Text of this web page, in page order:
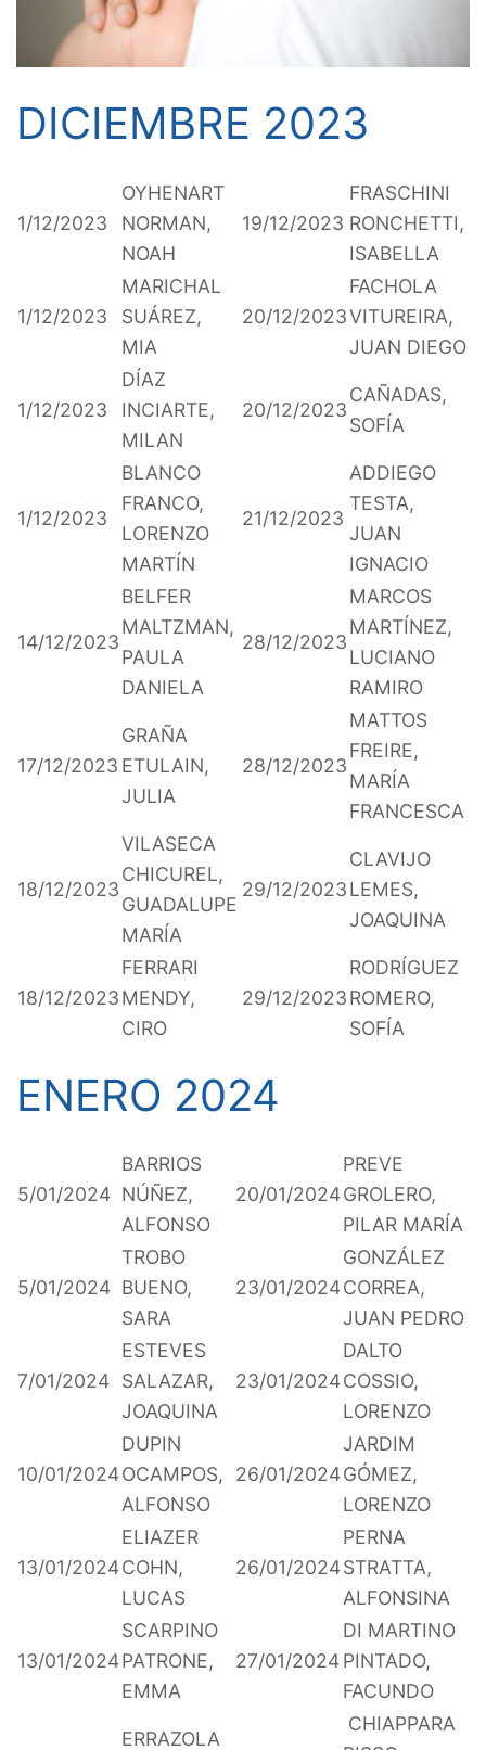
DICIEMBRE 2023
1/12/2023
OYHENART
NORMAN,
NOAH
19/12/2023
FRASCHINI
RONCHETTI,
ISABELLA
1/12/2023
MARICHAL
SUÁREZ,
MIA
20/12/2023
FACHOLA
VITUREIRA,
JUAN DIEGO
1/12/2023
DÍAZ
INCIARTE,
MILAN
20/12/2023
CAÑADAS,
SOFÍA
1/12/2023
BLANCO
FRANCO,
LORENZO
MARTÍN
21/12/2023
ADDIEGO
TESTA,
JUAN
IGNACIO
14/12/2023
BELFER
MALTZMAN,
PAULA
DANIELA
28/12/2023
MARCOS
MARTÍNEZ,
LUCIANO
RAMIRO
17/12/2023
GRAÑA
ETULAIN,
JULIA
28/12/2023
MATTOS
FREIRE,
MARÍA
FRANCESCA
18/12/2023
VILASECA
CHICUREL,
GUADALUPE
MARÍA
29/12/2023
CLAVIJO
LEMES,
JOAQUINA
18/12/2023
FERRARI
MENDY,
CIRO
29/12/2023
RODRÍGUEZ
ROMERO,
SOFÍA
ENERO 2024
5/01/2024
BARRIOS
NÚÑEZ,
ALFONSO
20/01/2024
PREVE
GROLERO,
PILAR MARÍA
5/01/2024
TROBO
BUENO,
SARA
23/01/2024
GONZÁLEZ
CORREA,
JUAN PEDRO
7/01/2024
ESTEVES
SALAZAR,
JOAQUINA
23/01/2024
DALTO
COSSIO,
LORENZO
10/01/2024
DUPIN
OCAMPOS,
ALFONSO
26/01/2024
JARDIM
GÓMEZ,
LORENZO
13/01/2024
ELIAZER
COHN,
LUCAS
26/01/2024
PERNA
STRATTA,
ALFONSINA
13/01/2024
SCARPINO
PATRONE,
EMMA
27/01/2024
DI MARTINO
PINTADO,
FACUNDO
ERRAZOLA
CHIAPPARA